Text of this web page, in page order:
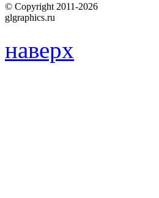
© Copyright 2011-2026
glgraphics.ru
наверх